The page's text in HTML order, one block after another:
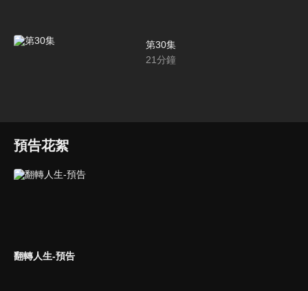
第30集
21分鐘
預告花絮
翻轉人生-預告